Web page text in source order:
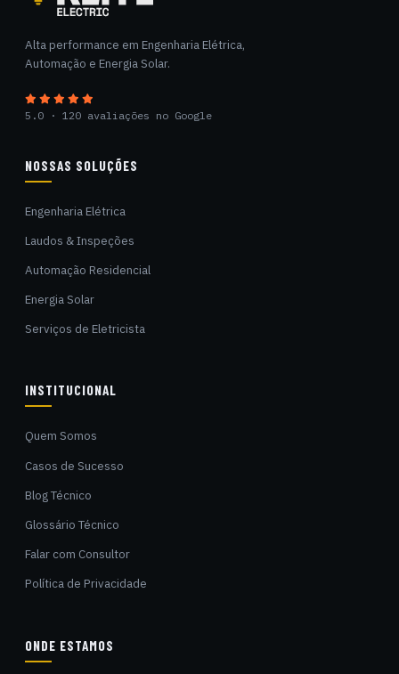
Alta performance em Engenharia Elétrica,
Automação e Energia Solar.
5.0 · 120 avaliações no Google
NOSSAS SOLUÇÕES
Engenharia Elétrica
Laudos & Inspeções
Automação Residencial
Energia Solar
Serviços de Eletricista
INSTITUCIONAL
Quem Somos
Casos de Sucesso
Blog Técnico
Glossário Técnico
Falar com Consultor
Política de Privacidade
ONDE ESTAMOS